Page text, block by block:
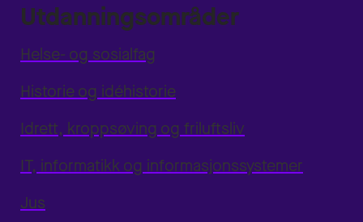
Utdanningsområder
Helse- og sosialfag
Historie og idéhistorie
Idrett, kroppsøving og friluftsliv
IT, informatikk og informasjonssystemer
Jus